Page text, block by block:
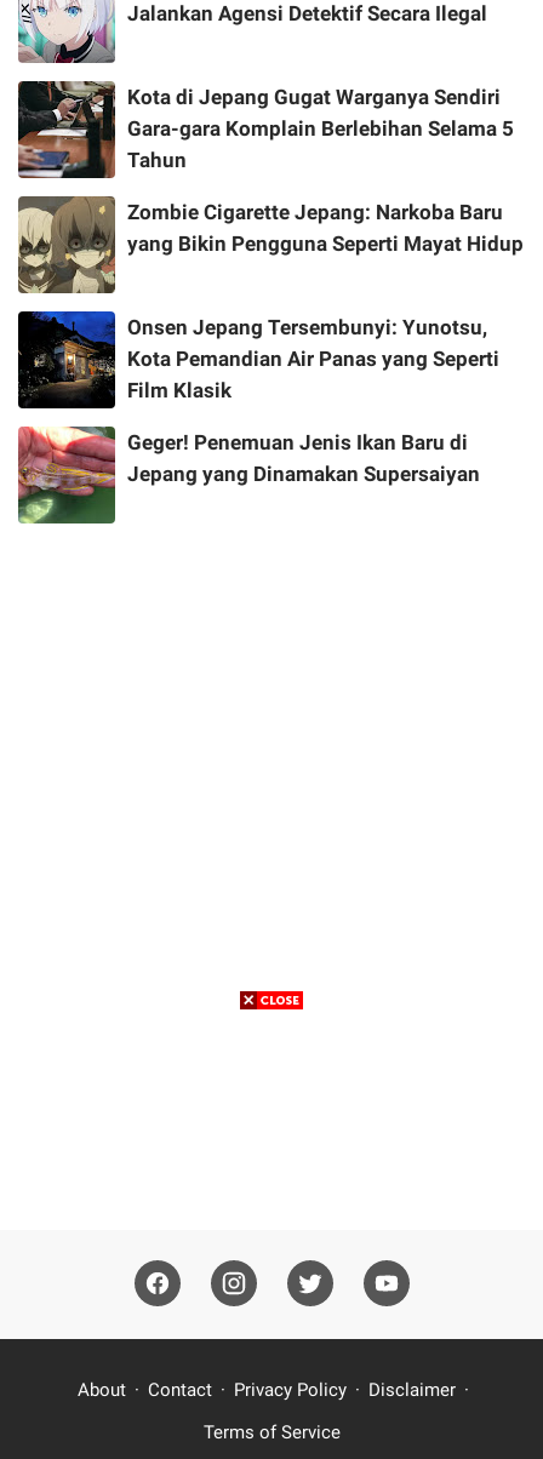
Jalankan Agensi Detektif Secara Ilegal
Kota di Jepang Gugat Warganya Sendiri
Gara-gara Komplain Berlebihan Selama 5
Tahun
Zombie Cigarette Jepang: Narkoba Baru
yang Bikin Pengguna Seperti Mayat Hidup
Onsen Jepang Tersembunyi: Yunotsu,
Kota Pemandian Air Panas yang Seperti
Film Klasik
Geger! Penemuan Jenis Ikan Baru di
Jepang yang Dinamakan Supersaiyan
About Contact Privacy Policy
Disclaimer
Terms of Service